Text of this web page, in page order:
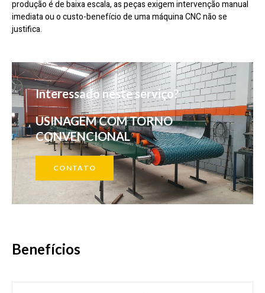
Interessado neste serviço?
USINAGEM COM TORNO
CONVENCIONAL
CONTATO
Benefícios
produção é de baixa escala, as peças exigem intervenção manual
imediata ou o custo-benefício de uma máquina CNC não se
justifica.